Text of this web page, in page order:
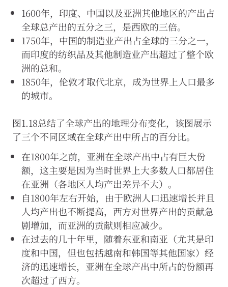
1600年，印度、中国以及亚洲其他地区的产出占
全球总产出的五分之三，是西欧的三倍。
1750年，中国的制造业产出占全球的三分之一，
而印度的纺织品及其他制造业产出超过了整个欧
洲的总和。
1850年，伦敦才取代北京，成为世界上人口最多
的城市。
图1.18总结了全球产出的地理分布变化，该图展示
了三个不同区域在全球产出中所占的百分比。
在1800年之前，亚洲在全球产出中占有巨大份
额，这主要是因为当时世界上大多数人口都居住
在亚洲（各地区人均产出差异不大）。
自1800年左右开始，由于欧洲人口迅速增长并且
人均产出也不断提高，西方对世界产出的贡献急
剧增加，而亚洲的贡献则相应减少。
在过去的几十年里，随着东亚和南亚（尤其是印
度和中国，但也包括越南和韩国等其他国家）经
济的迅速增长，亚洲在全球产出中所占的份额再
次超过了西方。